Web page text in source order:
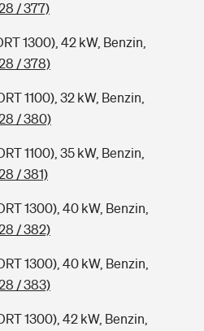
/ 377)
1300), 42 kW, Benzin,
/ 378)
1100), 32 kW, Benzin,
/ 380)
1100), 35 kW, Benzin,
/ 381)
1300), 40 kW, Benzin,
/ 382)
1300), 40 kW, Benzin,
/ 383)
1300), 42 kW, Benzin,